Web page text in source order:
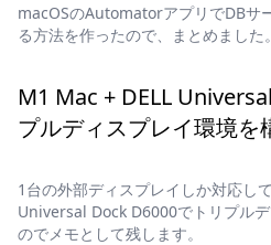
macOSのAutomatorアプリでDBサ
る方法を作ったので、まとめました。
M1 Mac + DELL
プルディスプレイ環境を
1台の外部ディスプレイしか対応し
Universal Dock D6000でトリプル
のでメモとして残します。